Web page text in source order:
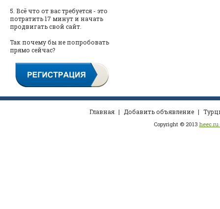
5. Всё что от вас требуется - это
потратить 17 минут и начать
продвигать свой сайт.
Так почему бы не попробовать
прямо сейчас?
Главная | Добавить объявление |
Copyright © 2013